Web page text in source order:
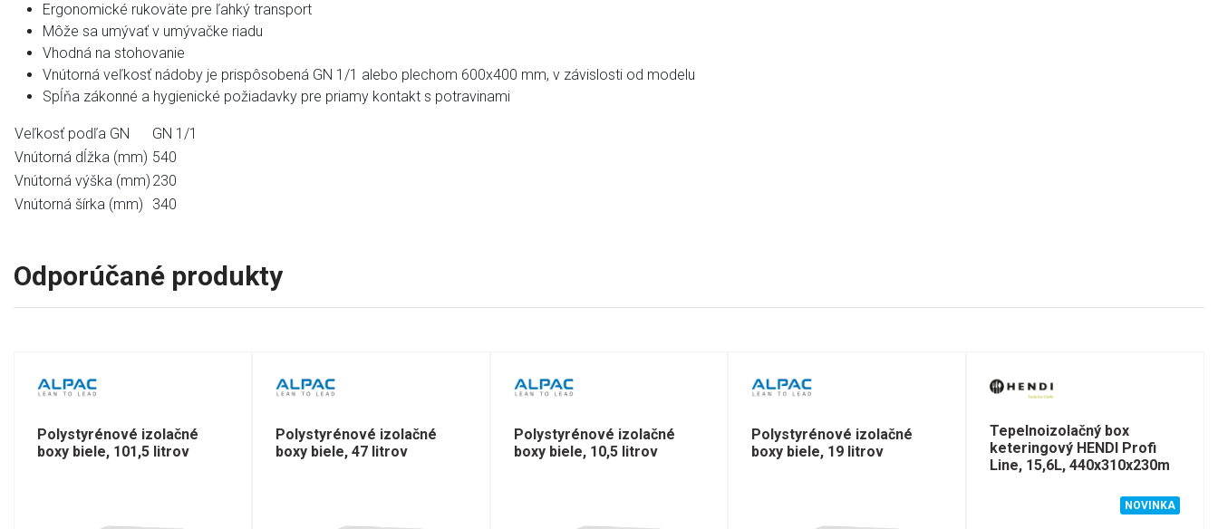
Ergonomické rukoväte pre ľahký transport
Môže sa umývať v umývačke riadu
Vhodná na stohovanie
Vnútorná veľkosť nádoby je prispôsobená GN 1/1 alebo plechom 600x400 mm, v závislosti od modelu
Spĺňa zákonné a hygienické požiadavky pre priamy kontakt s potravinami
Veľkosť podľa GN
GN 1/1
Vnútorná dĺžka (mm) 540
Vnútorná výška (mm) 230
Vnútorná šírka (mm)
340
Odporúčané produkty
Polystyrénové izolačné
boxy biele, 101,5 litrov
Polystyrénové izolačné
boxy biele, 47 litrov
Polystyrénové izolačné
boxy biele, 10,5 litrov
Polystyrénové izolačné
boxy biele, 19 litrov
Tepelnoizolačný box
keteringový HENDI Profi
Line, 15,6L, 440x310x230m
NOVINKA